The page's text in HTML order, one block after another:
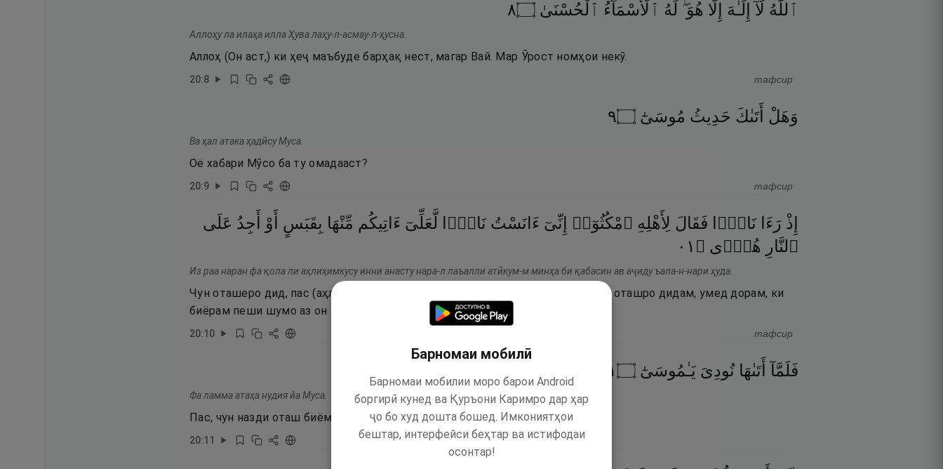
ٱللَّهُ لَآ إِلَـٰهَ إِلَّا هُوَ ۖ لَهُ ٱلْأَسْمَآءُ ٱلْحُسْنَىٰ ۝٨
Аллоҳу ла илаҳа илла Ҳува лаҳу-л-асмау-л-ҳусна.
Аллоҳ (Он аст,) ки ҳеҷ маъбуде барҳақ нест, магар Вай. Мар Ӯрост номҳои некӯ.
20:8 тафсир
وَهَلْ أَتَىٰكَ حَدِيثُ مُوسَىٰٓ ۝٩
Ва ҳал атака ҳадӣсу Муса.
Оё хабари Мӯсо ба ту омадааст?
20:9 тафсир
إِذْ رَءَا نَارًۭا فَقَالَ لِأَهْلِهِ ٱمْكُثُوٓا۟ إِنِّىٓ ءَانَسْتُ نَارًۭا لَّعَلِّىٓ ءَاتِيكُم مِّنْهَا بِقَبَسٍ أَوْ أَجِدُ عَلَى
ٱلنَّارِ هُدًۭى ۝ ١٠
Из раа наран фа қола ли аҳлиҳимкусу инни анасту нара-л лаъалли атӣкум-м минҳа би қабасин ав аҷиду ъала-н-нари ҳуда.
Чун оташеро дид, пас (аҳли худро) гуфт: «Биистед (дар ин ҷо), ҳаройина, ман оташро дидам, умед дорам, ки
биёрам пеши шумо аз он оташ шӯълае ё бар он оташ раҳнамое биёбам!».
20:10 тафсир
فَلَمَّآ أَتَىٰهَا نُودِىَ يَـٰمُوسَىٰٓ ۝١١
Фа ламма атаҳа нудия йа Муса.
Пас, чун назди оташ биёмад, овоз дода шуд: Эй Мӯсо!
20:11
Барномаи мобилӣ
Барномаи мобилии моро барои Android
боргирӣ кунед ва Қуръони Каримро дар ҳар
ҷо бо худ дошта бошед. Имкониятҳои
бештар, интерфейси беҳтар ва истифодаи
осонтар!